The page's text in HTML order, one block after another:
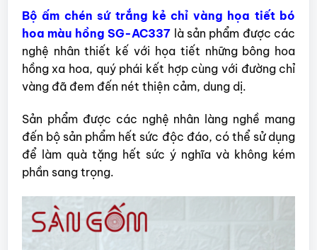
Bộ ấm chén sứ trắng kẻ chỉ vàng họa tiết bó
hoa màu hồng SG-AC337 là sản phẩm được các
nghệ nhân thiết kế với họa tiết những bông hoa
hồng xa hoa, quý phái kết hợp cùng với đường chỉ
vàng đã đem đến nét thiện cảm, dung dị.
Sản phẩm được các nghệ nhân làng nghề mang
đến bộ sản phẩm hết sức độc đáo, có thể sử dụng
để làm quà tặng hết sức ý nghĩa và không kém
phần sang trọng.